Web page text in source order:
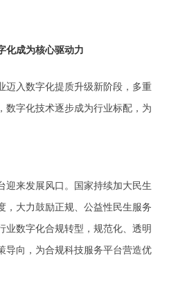
化成为核心驱动力
迈入数字化提质升级新阶段，多重
数字化技术逐步成为行业标配，为
迎来发展风口。国家持续加大民生
，大力鼓励正规、公益性民生服务
业数字化合规转型，规范化、透明
导向，为合规科技服务平台营造优